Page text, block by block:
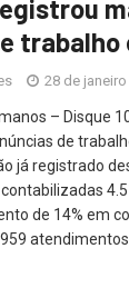
trabalho
28 de
– Disque
de
já registrado
de 14% em
atendimentos